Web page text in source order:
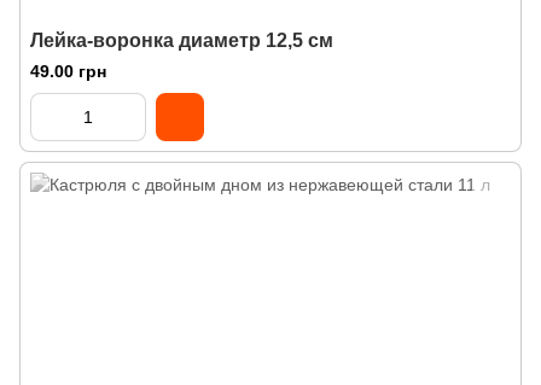
Лейка-воронка диаметр 12,5 см
49.00 грн